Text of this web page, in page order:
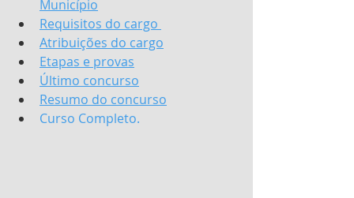
Município
Requisitos do cargo
Atribuições do cargo
Etapas e provas
Último concurso
Resumo do concurso
Curso Completo.